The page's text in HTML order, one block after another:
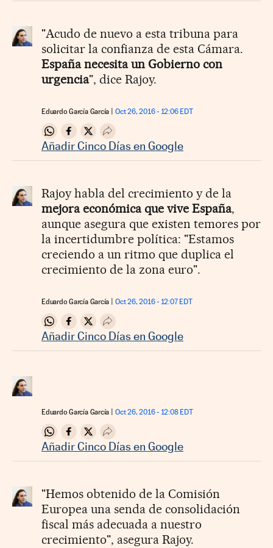
"Acudo de nuevo a esta tribuna para
solicitar la confianza de esta Cámara.
España necesita un Gobierno con
urgencia", dice Rajoy.
Eduardo García García Oct 26, 2016 - 12:06 EDT
Compartir en Whatsapp
Compartir en Facebook
Compartir en Twitter
Desplegar Redes Sociales
Añadir Cinco Días en Google
Rajoy habla del crecimiento y de la
mejora económica que vive España,
aunque asegura que existen temores por
la incertidumbre política: "Estamos
creciendo a un ritmo que duplica el
crecimiento de la zona euro".
Eduardo García García Oct 26, 2016 - 12:07 EDT
Compartir en Whatsapp
Compartir en Facebook
Compartir en Twitter
Desplegar Redes Sociales
Añadir Cinco Días en Google
Eduardo García García Oct 26, 2016 - 12:08 EDT
Compartir en Whatsapp
Compartir en Facebook
Compartir en Twitter
Desplegar Redes Sociales
Añadir Cinco Días en Google
"Hemos obtenido de la Comisión
Europea una senda de consolidación
fiscal más adecuada a nuestro
crecimiento", asegura Rajoy.